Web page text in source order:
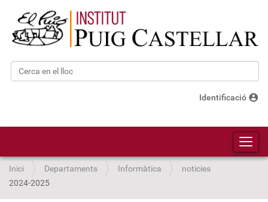
Cerca
Identificació account_circle
Inici Departaments Informàtica
noticies
2024-2025